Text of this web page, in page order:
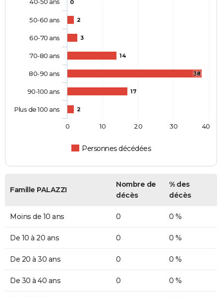
0
2
3
14
38
17
2
Personnes décédées
50-60 ans
60-70 ans
70-80 ans
80-90 ans
90-100 ans
Plus de 100 ans
0 10 20 30 40
Famille PALAZZI
Nombre de
décès
% des
décès
Moins de 10 ans 0 0 %
De 10 à 20 ans 0 0 %
De 20 à 30 ans 0 0 %
De 30 à 40 ans 0 0 %